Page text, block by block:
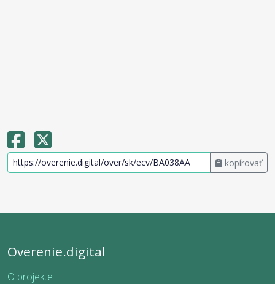
kopírovať
Overenie.digital
O projekte